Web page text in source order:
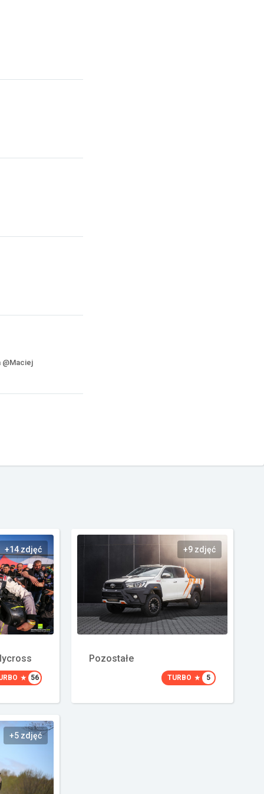
@Maciej
+14 zdjęć
56
+9 zdjęć
Pozostałe
TURBO 5
+5 zdjęć